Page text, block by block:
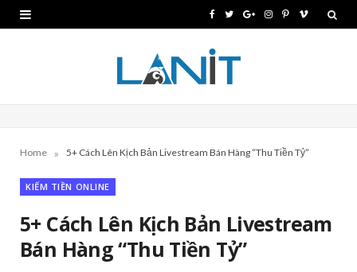
b
o
T
t
e
G
l
e
I
a
g
P
e
r
V
o
Home » 5+ Cách Lên Kịch Bản Livestream Bán Hàng “Thu Tiền Tỷ”
KIẾM TIỀN ONLINE
5+ Cách Lên Kịch Bản Livestream
Bán Hàng “Thu Tiền Tỷ”